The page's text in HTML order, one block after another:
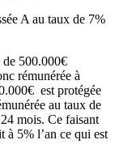
A au taux de 7%
de 500.000€
rémunérée à
est protégée
au taux de
mois. Ce faisant
à 5% l’an ce qui est